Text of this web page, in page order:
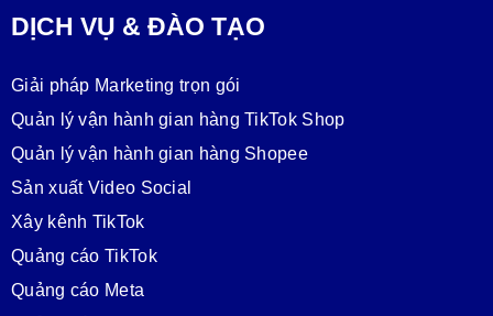
DỊCH VỤ & ĐÀO TẠO
Giải pháp Marketing trọn gói
Quản lý vận hành gian hàng TikTok Shop
Quản lý vận hành gian hàng Shopee
Sản xuất Video Social
Xây kênh TikTok
Quảng cáo TikTok
Quảng cáo Meta